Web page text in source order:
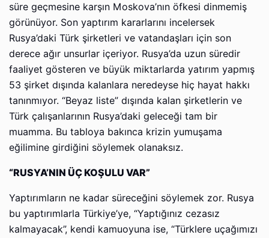
süre geçmesine karşın Moskova’nın öfkesi dinmemiş
görünüyor. Son yaptırım kararlarını incelersek
Rusya’daki Türk şirketleri ve vatandaşları için son
derece ağır unsurlar içeriyor. Rusya’da uzun süredir
faaliyet gösteren ve büyük miktarlarda yatırım yapmış
53 şirket dışında kalanlara neredeyse hiç hayat hakkı
tanınmıyor. “Beyaz liste” dışında kalan şirketlerin ve
Türk çalışanlarının Rusya’daki geleceği tam bir
muamma. Bu tabloya bakınca krizin yumuşama
eğilimine girdiğini söylemek olanaksız.
“RUSYA’NIN ÜÇ KOŞULU VAR”
Yaptırımların ne kadar süreceğini söylemek zor. Rusya
bu yaptırımlarla Türkiye’ye, “Yaptığınız cezasız
kalmayacak”, kendi kamuoyuna ise, “Türklere uçağımızı